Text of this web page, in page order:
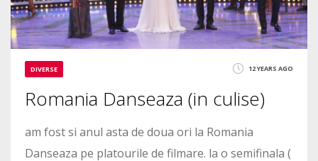
DIVERSE 12 YEARS AGO
Romania Danseaza (in culise)
am fost si anul asta de doua ori la Romania
Danseaza pe platourile de filmare. la o semifinala (